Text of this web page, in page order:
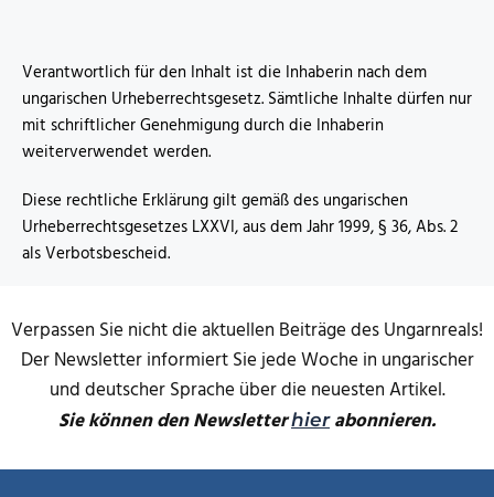
Verantwortlich für den Inhalt ist die Inhaberin nach dem
ungarischen Urheberrechtsgesetz. Sämtliche Inhalte dürfen nur
mit schriftlicher Genehmigung durch die Inhaberin
weiterverwendet werden.
Diese rechtliche Erklärung gilt gemäß des ungarischen
Urheberrechtsgesetzes LXXVI, aus dem Jahr 1999, § 36, Abs. 2
als Verbotsbescheid.
Verpassen Sie nicht die aktuellen Beiträge des Ungarnreals!
Der Newsletter informiert Sie jede Woche in ungarischer
und deutscher Sprache über die neuesten Artikel.
Sie können den Newsletterhierabonnieren.